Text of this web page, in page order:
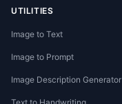
UTILITIES
Image to Text
Image to Prompt
Image Description Generator